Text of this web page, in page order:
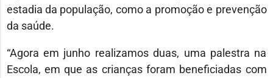
estadia da população, como a promoção e prevenção
da saúde.
“Agora em junho realizamos duas, uma palestra na
Escola, em que as crianças foram beneficiadas com